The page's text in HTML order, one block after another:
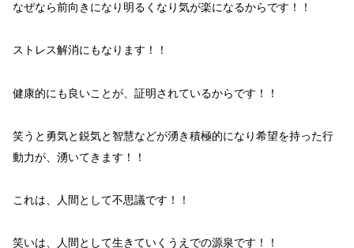
なぜなら前向き になり 明るく なり気が楽になるからです！！
ストレス解消にもなります！！
健康的にも 良いことが、 証明されているからです！！
笑う と 勇気と鋭気と智慧などが湧き積極的になり希望を持った行
動力が、 湧いてきます！！
これは、 人間 として不思議です！！
笑いは、 人間 として生きていくうえでの源泉です！！